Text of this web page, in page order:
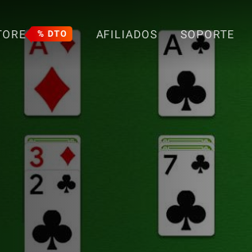
% DTO AFILIADOS SOPORTE